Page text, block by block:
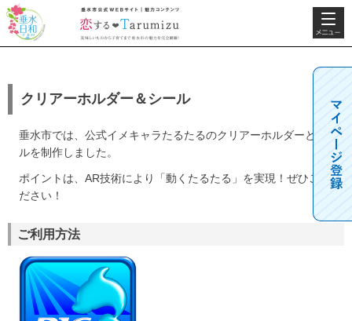
垂水日和
垂水市公式WEBサ
イト 魅力コンテン
ツ 恋するTarumizu
力を完全網羅！
検索・共
通メニュ
ー
クリアーホルダー＆シール
垂水市では、公式イメキャラたるたるのクリアーホルダーとシー
ルを制作しました。
ポイントは、AR技術により「動くたるたる」を実現！ぜひご覧く
ださい！
ご利用方法